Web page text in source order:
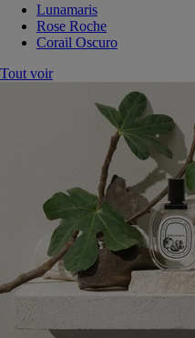
Lunamaris
Rose Roche
Corail Oscuro
Tout voir